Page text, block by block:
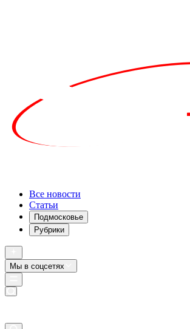
Все новости
Статьи
Подмосковье
Рубрики
Мы в соцсетях